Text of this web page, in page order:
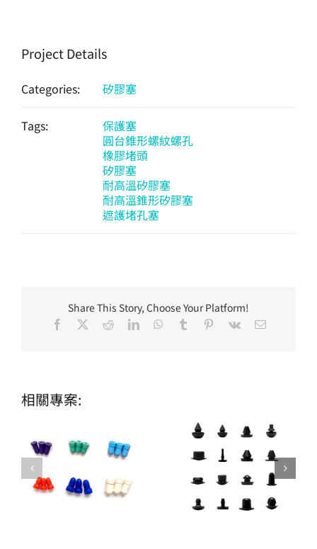
Project Details
Categories: 矽膠塞
Tags:
保護塞
圓台錐形螺紋螺孔
橡膠堵頭
矽膠塞
耐高溫矽膠塞
耐高溫錐形矽膠塞
遮護堵孔塞
Share This Story, Choose Your Platform!
Facebook RedditLinkedInWhatsApp
Tumblr Pinterest
Vk Email:
相關專案: